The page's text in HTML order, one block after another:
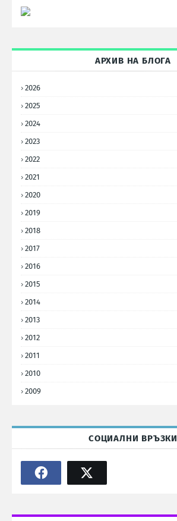
АРХИВ НА БЛОГА
2026
2025
2024
2023
2022
2021
2020
2019
2018
2017
2016
2015
2014
2013
2012
2011
2010
2009
СОЦИАЛНИ ВРЪЗКИ